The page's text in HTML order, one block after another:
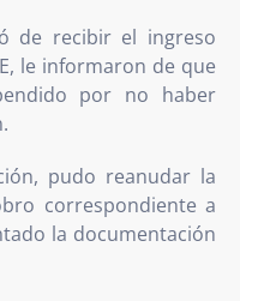
de recibir el ingreso
le informaron de que
por no haber
pudo reanudar la
correspondiente a
la documentación